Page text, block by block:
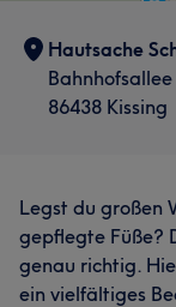
Hautsache
Bahnhofsallee
86438 Kissing
Legst du großen
gepflegte Füße?
genau richtig.
ein vielfältiges